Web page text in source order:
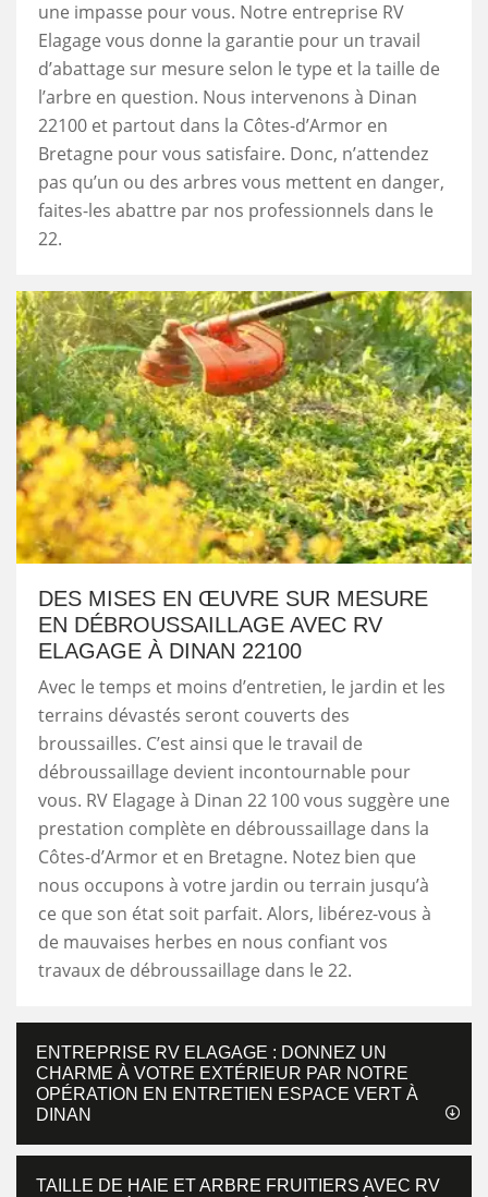
une impasse pour vous. Notre entreprise RV
Elagage vous donne la garantie pour un travail
d’abattage sur mesure selon le type et la taille de
l’arbre en question. Nous intervenons à Dinan
22100 et partout dans la Côtes-d’Armor en
Bretagne pour vous satisfaire. Donc, n’attendez
pas qu’un ou des arbres vous mettent en danger,
faites-les abattre par nos professionnels dans le
22.
DES MISES EN ŒUVRE SUR MESURE
EN DÉBROUSSAILLAGE AVEC RV
ELAGAGE À DINAN 22100
Avec le temps et moins d’entretien, le jardin et les
terrains dévastés seront couverts des
broussailles. C’est ainsi que le travail de
débroussaillage devient incontournable pour
vous. RV Elagage à Dinan 22 100 vous suggère une
prestation complète en débroussaillage dans la
Côtes-d’Armor et en Bretagne. Notez bien que
nous occupons à votre jardin ou terrain jusqu’à
ce que son état soit parfait. Alors, libérez-vous à
de mauvaises herbes en nous confiant vos
travaux de débroussaillage dans le 22.
ENTREPRISE RV ELAGAGE : DONNEZ UN
CHARME À VOTRE EXTÉRIEUR PAR NOTRE
OPÉRATION EN ENTRETIEN ESPACE VERT À
DINAN
TAILLE DE HAIE ET ARBRE FRUITIERS AVEC RV